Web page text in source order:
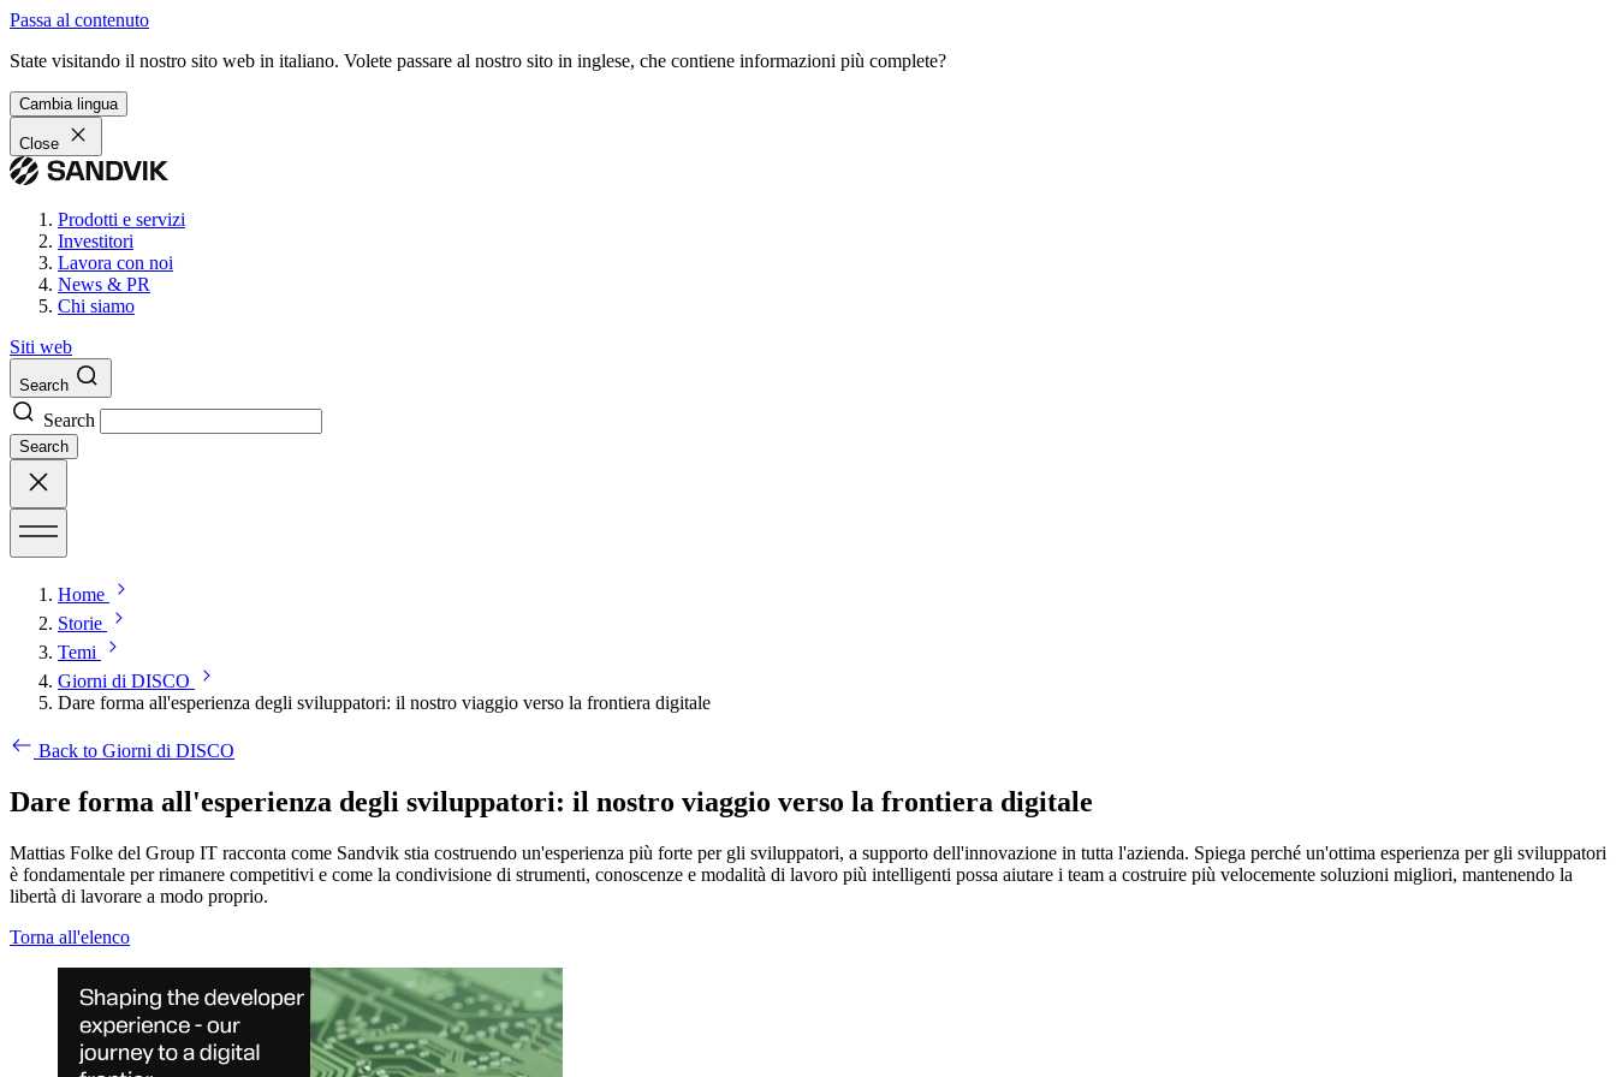
Passa al contenuto
State visitando il nostro sito web in italiano. Volete passare al nostro sito in inglese, che contiene informazioni più complete?
Cambia lingua
Close
Prodotti e servizi
Investitori
Lavora con noi
News & PR
Chi siamo
Siti web
Search
Search
Search
Home
Storie
Temi
Giorni di DISCO
Dare forma all'esperienza degli sviluppatori: il nostro viaggio verso la frontiera digitale
Back to Giorni di DISCO
Dare forma all'esperienza degli sviluppatori: il nostro viaggio verso la frontiera digitale
Mattias Folke del Group IT racconta come Sandvik stia costruendo un'esperienza più forte per gli sviluppatori, a supporto dell'innovazione in tutta l'azienda. Spiega perché un'ottima esperienza per gli sviluppatori
è fondamentale per rimanere competitivi e come la condivisione di strumenti, conoscenze e modalità di lavoro più intelligenti possa aiutare i team a costruire più velocemente soluzioni migliori, mantenendo la
libertà di lavorare a modo proprio.
Torna all'elenco